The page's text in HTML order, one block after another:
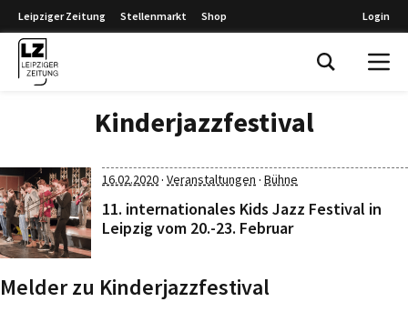
Leipziger Zeitung Stellenmarkt Shop Login
Kinderjazzfestival
16.02.2020· Veranstaltungen · Bühne
11. internationales Kids Jazz Festival in
Leipzig vom 20.-23. Februar
Melder zu Kinderjazzfestival